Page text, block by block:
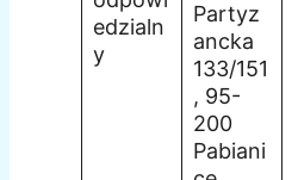
edzialn
y
Partyz
ancka
133/151
, 95-
200
Pabiani